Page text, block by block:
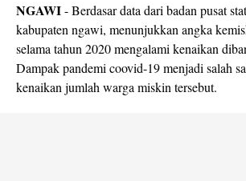
NGAWI- Berdasar data dari badan pusat
kabupaten ngawi, menunjukkan angka
selama tahun 2020 mengalami kenaikan
Dampak pandemi coovid-19 menjadi salah
kenaikan jumlah warga miskin tersebut.